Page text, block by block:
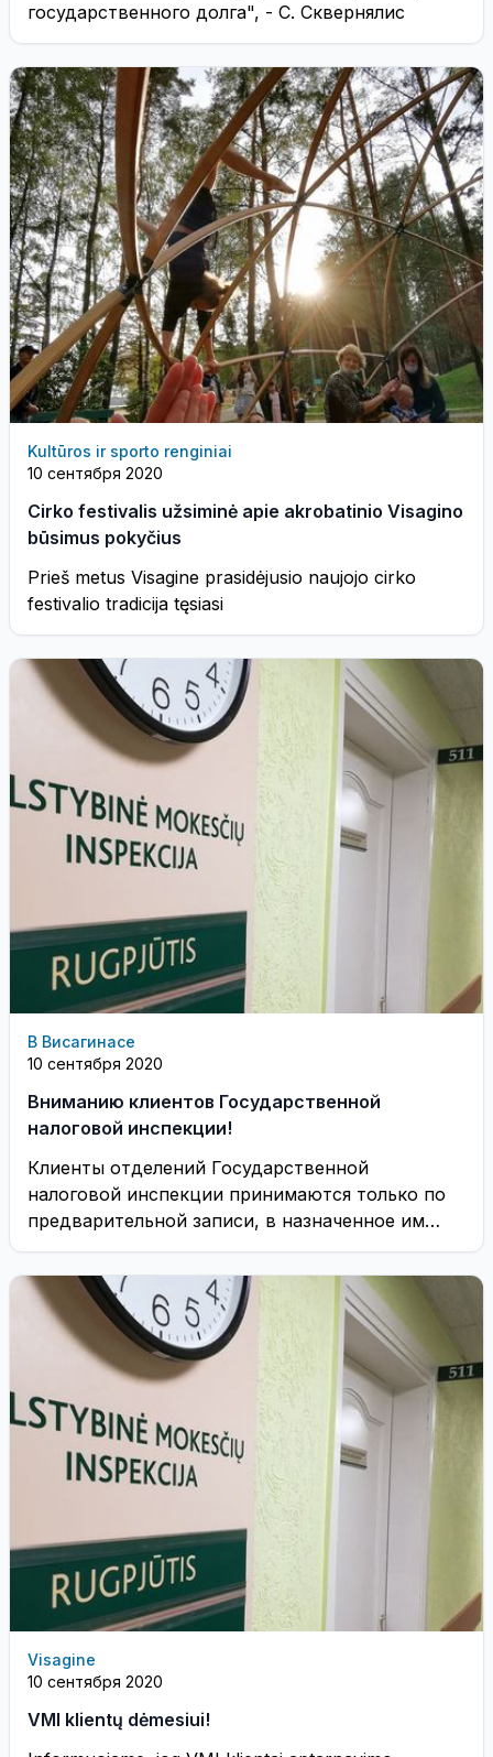
государственного долга", - С. Сквернялис
Kultūros ir sporto renginiai
10 сентября 2020
Cirko festivalis užsiminė apie akrobatinio Visagino
būsimus pokyčius
Prieš metus Visagine prasidėjusio naujojo cirko
festivalio tradicija tęsiasi
В Висагинасе
10 сентября 2020
Вниманию клиентов Государственной
налоговой инспекции!
Клиенты отделений Государственной
налоговой инспекции принимаются только по
предварительной записи, в назначенное им
время
Visagine
10 сентября 2020
VMI klientų dėmesiui!